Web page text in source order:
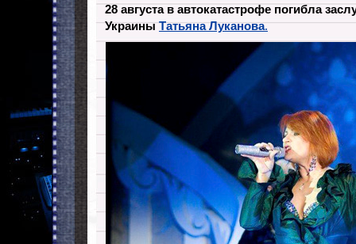
28 августа в автокатастрофе погибла
УкраиныТатьяна Луканова.